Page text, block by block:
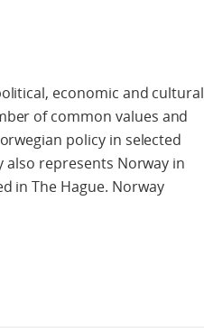
economic and cultural
of common values and
policy in selected
also represents Norway in
in The Hague. Norway